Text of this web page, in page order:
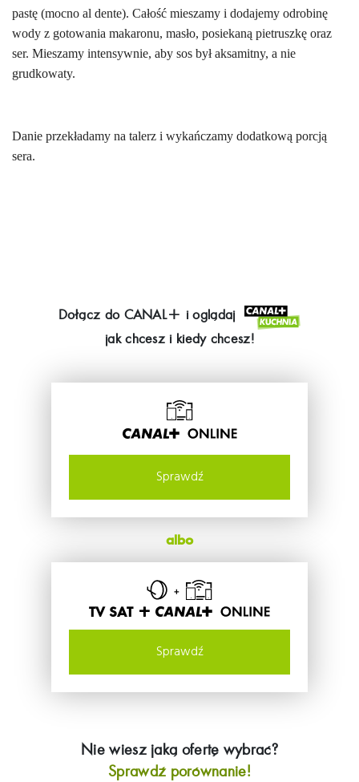
pastę (mocno al dente). Całość mieszamy i dodajemy odrobinę
wody z gotowania makaronu, masło, posiekaną pietruszkę oraz
ser. Mieszamy intensywnie, aby sos był aksamitny, a nie
grudkowaty.
Danie przekładamy na talerz i wykańczamy dodatkową porcją
sera.
Dołącz do CANAL+ i oglądaj
jak chcesz i kiedy chcesz!
Sprawdź
albo
TV SAT +
Sprawdź
Nie wiesz jaką ofertę wybrać?
Sprawdź porównanie!